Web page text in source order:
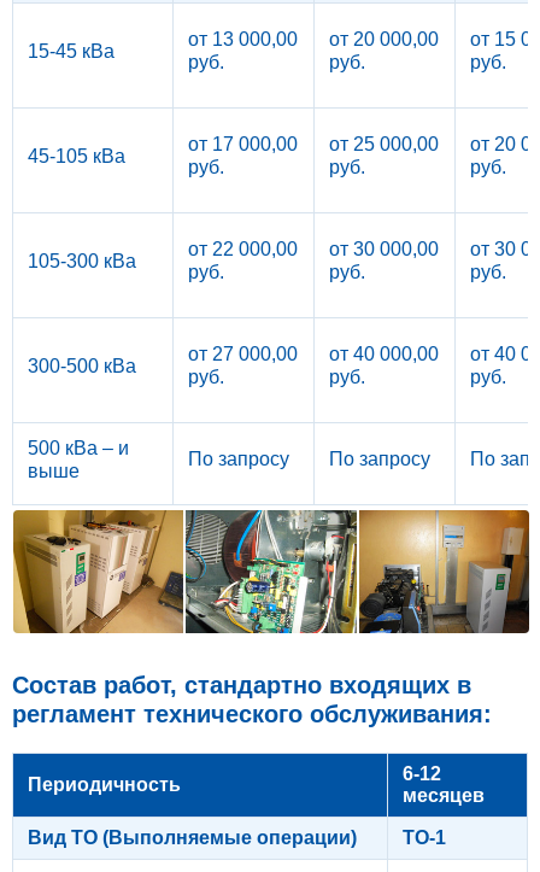
15-45 кВа
от 13 000,00
руб.
от 20 000,00
руб.
от 15
руб.
45-105 кВа
от 17 000,00
руб.
от 25 000,00
руб.
от 20
руб.
105-300 кВа
от 22 000,00
руб.
от 30 000,00
руб.
от 30
руб.
300-500 кВа
от 27 000,00
руб.
от 40 000,00
руб.
от 40
руб.
500 кВа – и
выше
По запросу По запросу По
Состав работ, стандартно входящих в
регламент технического обслуживания:
Периодичность
6-12
месяцев
Вид ТО (Выполняемые операции) ТО-1